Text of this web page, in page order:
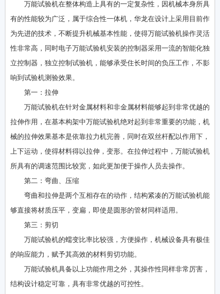
万能试验机在整体构造上具有的一定复杂性，因机械本身所具
有的性能较为广泛，属于综合性一体机，华龙在设计上采用目前作
为先进的技术，不断提升机械基本性能，使得万能试验机操作灵活
性非常高，同时电子万能试验机安装的控制器采用一流的智能化独
立控制器，独立控制试验机，能够承受住长时间的负压工作，不影
响到试验机测验效果。
第一：拉伸
万能试验机在针对金属材料和非金属材料能够起到非常优越的
拉伸作用，在基本构架中万能试验机绝对起到非常重要的功能，机
械的拉伸效果基本是依靠拉力机完善，同时在双丝杆配以作用下，
上下运动，使得材料得以拉伸，变形。在拉伸过程中，万能试验机
所具有的调速范围比较宽，如此更加便于操作人员去操作。
第二：弯曲、压缩
弯曲和拉伸是两个互相存在的动作，结构紧凑的万能试验机能
够直接将材质压平，变扁，即使是圆形的管材同样适用。
第三：剪切
万能试验机的蠕变比率比较强，方便操作，机械设备具有极佳
的响应能力，赋予其高效的材料剪切功能。
万能试验机具备以上功能作用之外，其操作性同样非常厉害，
结构设计稳定可靠，具有非常优越的可控性。